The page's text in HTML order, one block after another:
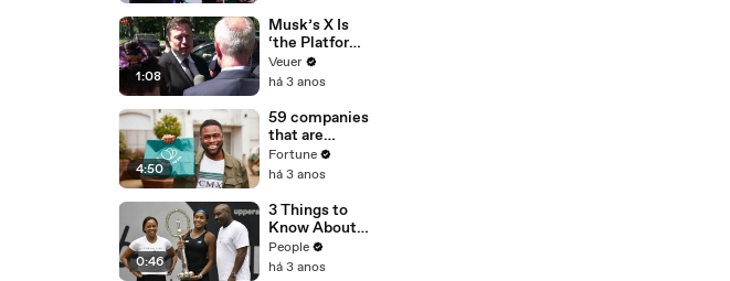
Trump
1:08
Musk’s X Is
‘the Platform
With the
Largest Ratio
Misinformatio
n or
Disinformatio
n’ Amongst
All Social
Media
Platforms
Veuer
há 3 anos
4:50
59 companies
that are
changing the
world: From
Chobani
Fortune
há 3 anos
0:46
3 Things to
Know About
Coco Gauff's
Parents
People
há 3 anos